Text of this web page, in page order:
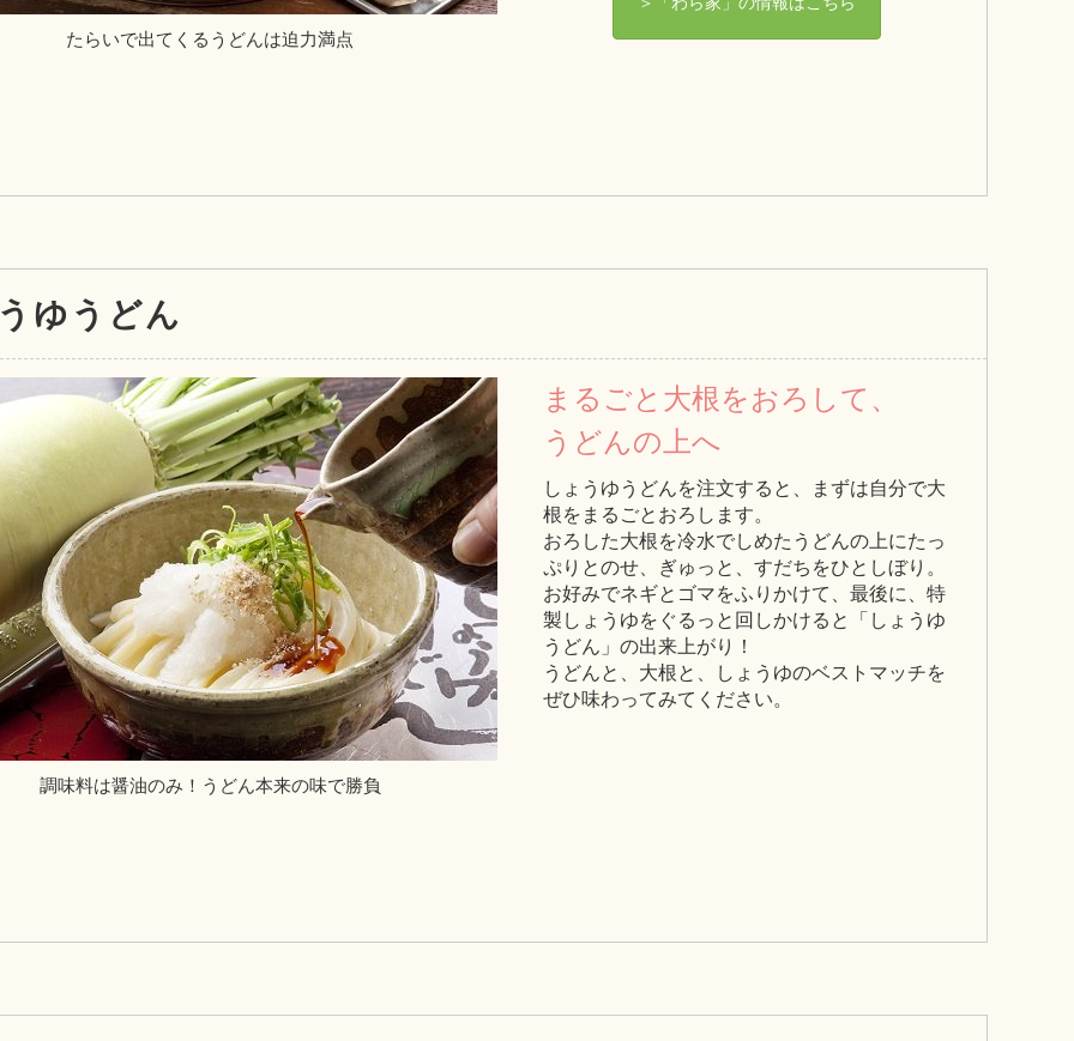
たらいで出てくるうどんは迫力満点
ゆうどん
まるごと大根をおろして、
うどんの上へ
しょうゆうどんを注文すると、まずは自分で大
根をまるごとおろします。
おろした大根を冷水でしめたうどんの上にたっ
ぷりとのせ、ぎゅっと、すだちをひとしぼり。
お好みでネギとゴマをふりかけて、最後に、特
製しょうゆをぐるっと回しかけると「しょうゆ
うどん」の出来上がり！
うどんと、大根と、しょうゆのベストマッチを
ぜひ味わってみてください。
調味料は醤油のみ！うどん本来の味で勝負